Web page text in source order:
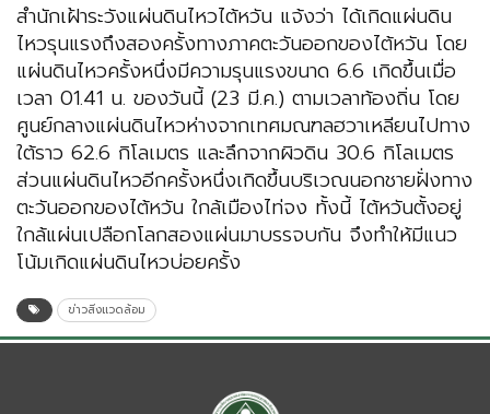
สำนักเฝ้าระวังแผ่นดินไหวไต้หวัน แจ้งว่า ได้เกิดแผ่นดิน
ไหวรุนแรงถึงสองครั้งทางภาคตะวันออกของไต้หวัน โดย
แผ่นดินไหวครั้งหนึ่งมีความรุนแรงขนาด 6.6 เกิดขึ้นเมื่อ
เวลา 01.41 น. ของวันนี้ (23 มี.ค.) ตามเวลาท้องถิ่น โดย
ศูนย์กลางแผ่นดินไหวห่างจากเทศมณฑลฮวาเหลียนไปทาง
ใต้ราว 62.6 กิโลเมตร และลึกจากผิวดิน 30.6 กิโลเมตร
ส่วนแผ่นดินไหวอีกครั้งหนึ่งเกิดขึ้นบริเวณนอกชายฝั่งทาง
ตะวันออกของไต้หวัน ใกล้เมืองไท่จง ทั้งนี้ ไต้หวันตั้งอยู่
ใกล้แผ่นเปลือกโลกสองแผ่นมาบรรจบกัน จึงทำให้มีแนว
โน้มเกิดแผ่นดินไหวบ่อยครั้ง
ข่าวสิ่งแวดล้อม